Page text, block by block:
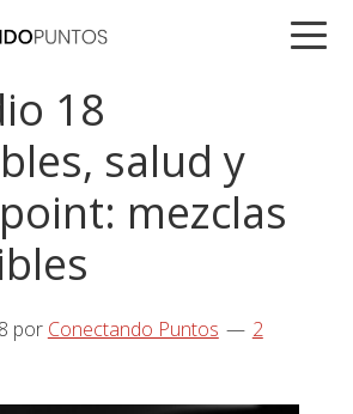
18
salud y
mezclas
por Conectando Puntos
2